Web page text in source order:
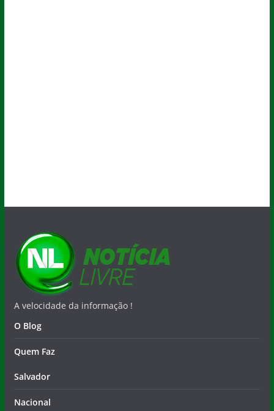
A velocidade da informação !
O Blog
Quem Faz
Salvador
Nacional
Esportes